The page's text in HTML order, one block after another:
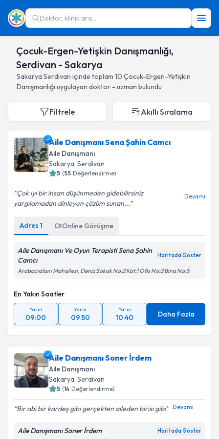
Doktor, klinik ara...
Çocuk-Ergen-Yetişkin Danışmanlığı,
Serdivan - Sakarya
Sakarya Serdivan içinde toplam 10 Çocuk-Ergen-Yetişkin
Danışmanlığı uygulayan doktor - uzman bulundu
Filtrele Akıllı Sıralama
Aile Danışmanı Sena Şahin Camcı
Aile Danışmanı
Sakarya, Serdivan
5 (55 Değerlendirme)
Çok iyi bir insan düşünmeden gidebilirsiniz
yargılamadan dinleyen çözüm sunan...
Devamı
Adres 1 Online Görüşme
Aile Danışmanı Ve Oyun Terapisti Sena Şahin
Camcı
Haritada Göster
Arabacıalanı Mahallesi, Deniz Sokak No:2 Kat:1 Ofis No:2 Bina No:5
En Yakın Saatler
Yarın
09:00
Yarın
09:50
Yarın
10:40 Daha Fazla
Aile Danışmanı Soner İrdem
Aile Danışmanı
Sakarya, Serdivan
5 (14 Değerlendirme)
Bir abi bir kardeş gibi gerçekten aileden birisi gibi Devamı
Aile Danışmanı Soner İrdem Haritada Göster